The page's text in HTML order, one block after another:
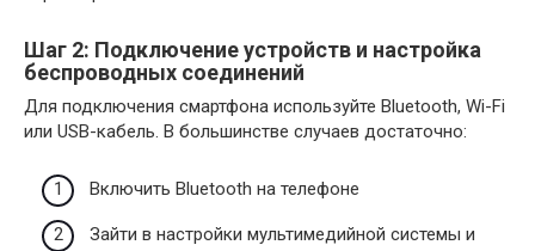
Шаг 2: Подключение устройств и настройка
беспроводных соединений
Для подключения смартфона используйте Bluetooth, Wi-Fi
или USB-кабель. В большинстве случаев достаточно:
Включить Bluetooth на телефоне
Зайти в настройки мультимедийной системы и